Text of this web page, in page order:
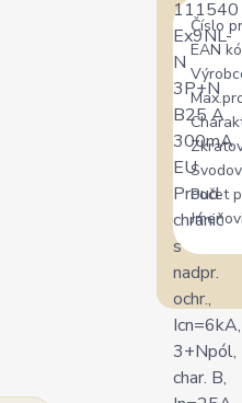
Číslo
EAN
Počet